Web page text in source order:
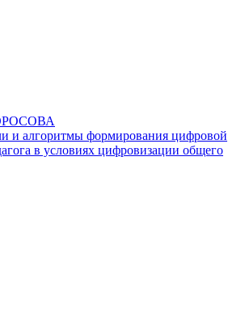
и алгоритмы формирования цифровой
в условиях цифровизации общего